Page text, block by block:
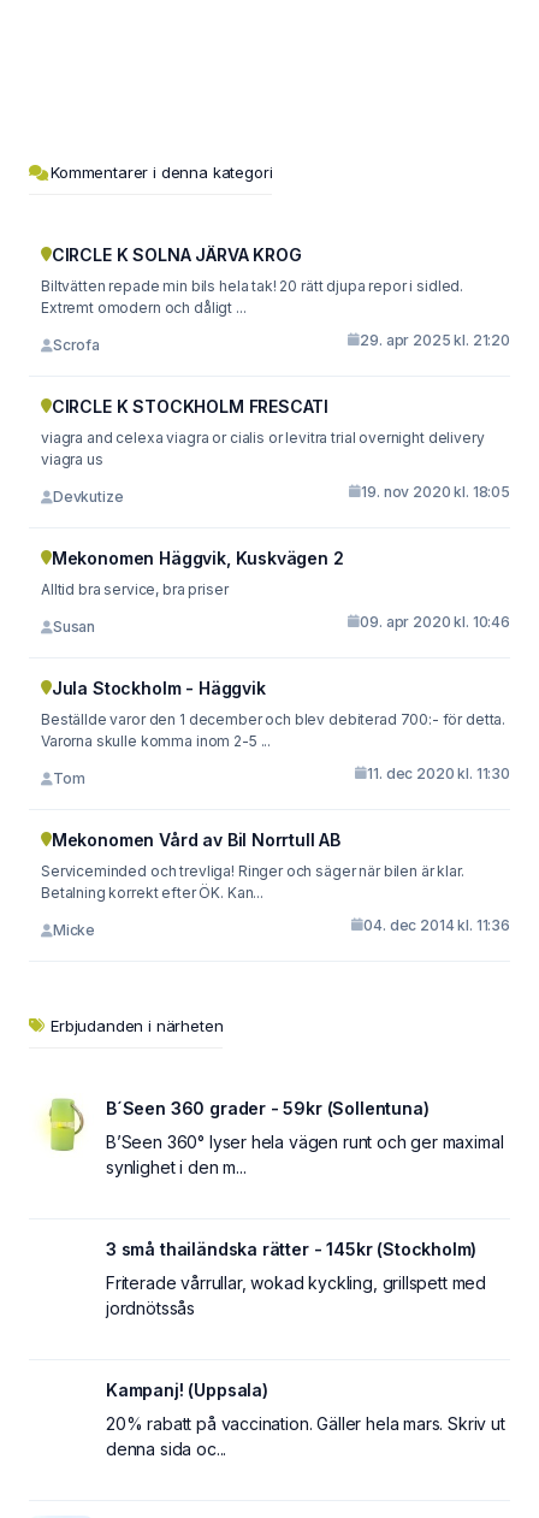
Kommentarer i denna kategori
CIRCLE K SOLNA JÄRVA KROG
Biltvätten repade min bils hela tak! 20 rätt djupa repor i sidled.
Extremt omodern och dåligt ...
Scrofa 29. apr 2025 kl. 21:20
CIRCLE K STOCKHOLM FRESCATI
viagra and celexa viagra or cialis or levitra trial overnight delivery
viagra us
Devkutize 19. nov 2020 kl. 18:05
Mekonomen Häggvik, Kuskvägen 2
Alltid bra service, bra priser
Susan 09. apr 2020 kl. 10:46
Jula Stockholm - Häggvik
Beställde varor den 1 december och blev debiterad 700:- för detta.
Varorna skulle komma inom 2-5 ...
Tom 11. dec 2020 kl. 11:30
Mekonomen Vård av Bil Norrtull AB
Serviceminded och trevliga! Ringer och säger när bilen är klar.
Betalning korrekt efter ÖK. Kan...
Micke 04. dec 2014 kl. 11:36
Erbjudanden i närheten
B´Seen 360 grader - 59kr (Sollentuna)
B’Seen 360° lyser hela vägen runt och ger maximal
synlighet i den m...
3 små thailändska rätter - 145kr (Stockholm)
Friterade vårrullar, wokad kyckling, grillspett med
jordnötssås
Kampanj! (Uppsala)
20% rabatt på vaccination. Gäller hela mars. Skriv ut
denna sida oc...